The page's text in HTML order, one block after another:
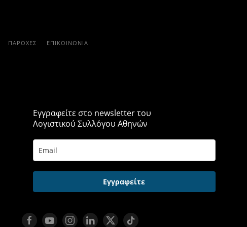
ΠΑΡΟΧΈΣ ΕΠΙΚΟΙΝΩΝΊΑ
Εγγραφείτε στο newsletter του
Λογιστικού Συλλόγου Αθηνών
Εγγραφείτε